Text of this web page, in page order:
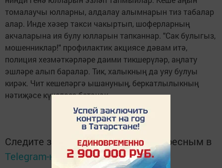
томалаучы юлларны, алдалау алымнарын тиз табалар
алар. Инде хәзер такси чакыртып, шоферларның
акчаларына ия булу юлларын тапканнар. "Сак булыгыз,
мошенниклар!" профилактик акциясе дәвам итә,
полиция хезмәткәрләре даими тикшерүләр, аңлату
эшләре алып баралар. Тик, халыкның да уяу булуы
кирәк. Чит кешеләргә ышануның, беркатлылыкның
нәтиҗәсе күңелсез бетәчәк.
Следите за самым важным и интересным в
Telegram-каналеТатмедиа